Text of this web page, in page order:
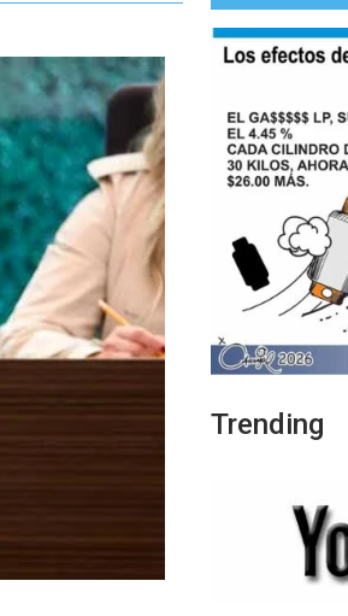
Trending